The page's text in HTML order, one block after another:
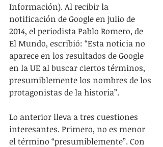
Información). Al recibir la
notificación de Google en julio de
2014, el periodista Pablo Romero, de
El Mundo, escribió: “Esta noticia no
aparece en los resultados de Google
en la UE al buscar ciertos términos,
presumiblemente los nombres de los
protagonistas de la historia”.
Lo anterior lleva a tres cuestiones
interesantes. Primero, no es menor
el término “presumiblemente”. Con